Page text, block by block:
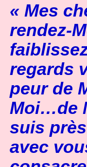
« Mes
rendez-
regards
peur de
Moi…de
suis
avec